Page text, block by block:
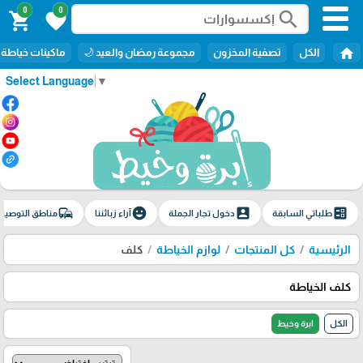
Select Language ▼
search
0
favorite
0
shopping_cart
home الكل تصفية المخزون مجموعة رمضان والعيد 🌙 ماكينات خياطة
ballotطلباتي السابقة account_boxدخول تجار الجملة emoji_emotionsآراء زبائننا commuteمناطق
الرئيسية كل المنتجات لوازم الخياطة كلف
كلف الخياطة
الكل ابرة وخيط